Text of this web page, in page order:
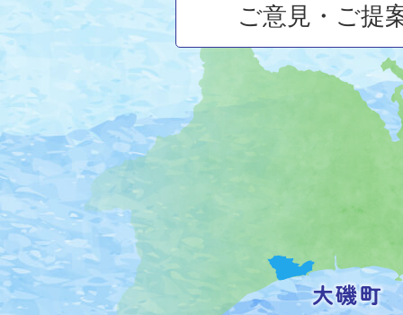
磯
町
の
位
置
を
記
し
ご意見・ご提